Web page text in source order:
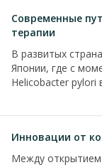
Современные
терапии
В развитых
Японии, где с
Helicobacter pylori
Инновации от
Между открытием